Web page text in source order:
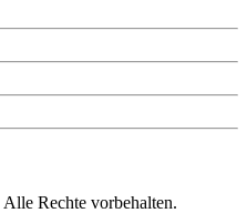
Rechte vorbehalten.